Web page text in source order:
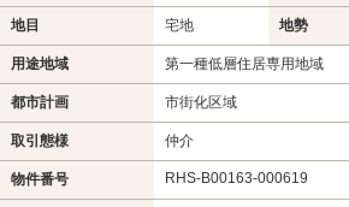
地目 宅地 地勢
用途地域 第一種低層住居専用地域
都市計画 市街化区域
取引態様 仲介
物件番号 RHS-B00163-000619